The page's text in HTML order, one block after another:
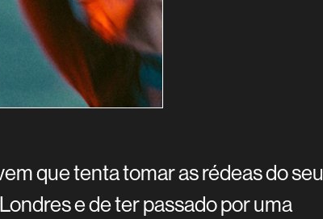
que tenta tomar as rédeas do seu
e de ter passado por uma